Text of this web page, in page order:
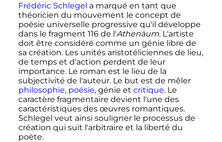
Frédéric Schlegel a marqué en tant que
théoricien du mouvement le concept de
poésie universelle progressive qu'il développe
dans le fragment 116 de l'Athenäum. L'artiste
doit être considéré comme un génie libre de
sa création. Les unités aristotéliciennes de lieu,
de temps et d'action perdent de leur
importance. Le roman est le lieu de la
subjectivité de l'auteur. Le but est de mêler
philosophie, poésie, génie et critique. Le
caractère fragmentaire devient l'une des
caractéristiques des œuvres romantiques.
Schlegel veut ainsi souligner le processus de
création qui suit l'arbitraire et la liberté du
poète.